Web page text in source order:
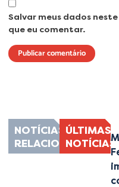
Salvar meus dados
que eu comentar.
NOTÍCIAS
RELACIONADAS
ÚLTIMAS
NOTÍCIAS